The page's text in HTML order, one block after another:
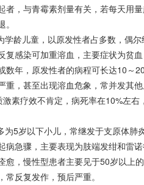
者，与青霉素剂量有关，若每天用
学龄儿童，以原发性者占多数，偶
复感染可加重溶血 ，主要症状为贫血
数年，原发性者的病程可长达10～
重，甚至出现溶血危象，常并发其
素疗效不肯定，病死率在10%左
为5岁以下小儿，常继发于支原体
病急骤，主要表现为肢端发绀和雷
愈，慢性型患者主要见于50岁以上
反复发作，预后严重。